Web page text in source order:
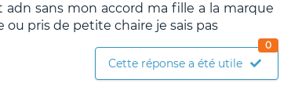
sans mon accord ma fille a la marque
pris de petite chaire je sais pas
Cette réponse a été utile
0